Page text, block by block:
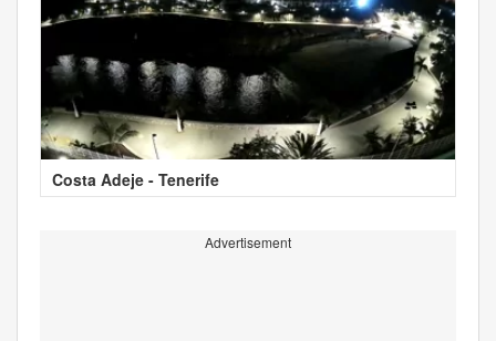
Costa Adeje - Tenerife
Advertisement